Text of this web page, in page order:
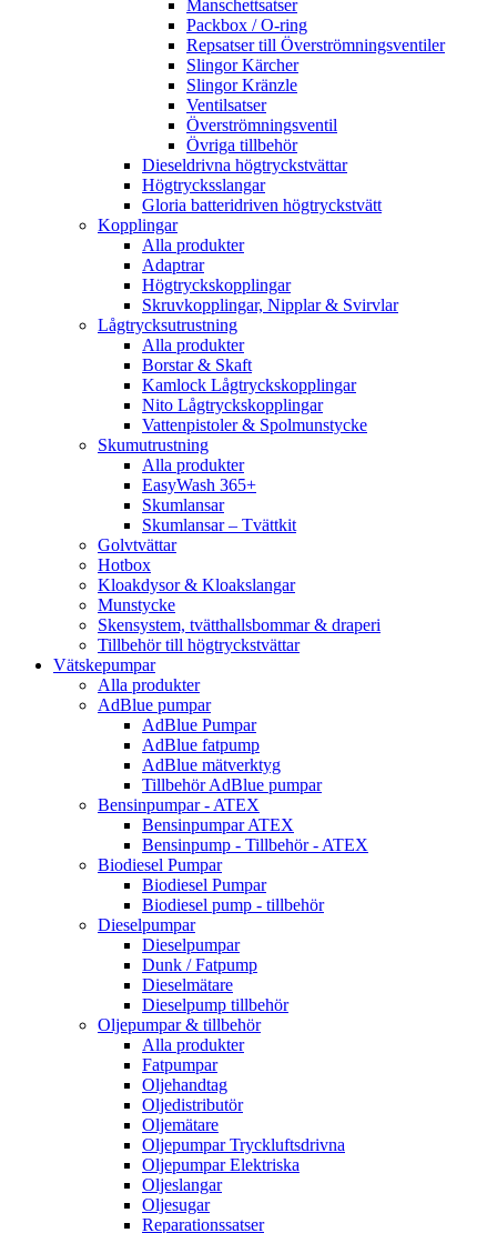
Manschettsatser
Packbox / O-ring
Repsatser till Överströmningsventiler
Slingor Kärcher
Slingor Kränzle
Ventilsatser
Överströmningsventil
Övriga tillbehör
Dieseldrivna högtryckstvättar
Högtrycksslangar
Gloria batteridriven högtryckstvätt
Kopplingar
Alla produkter
Adaptrar
Högtryckskopplingar
Skruvkopplingar, Nipplar & Svirvlar
Lågtrycksutrustning
Alla produkter
Borstar & Skaft
Kamlock Lågtryckskopplingar
Nito Lågtryckskopplingar
Vattenpistoler & Spolmunstycke
Skumutrustning
Alla produkter
EasyWash 365+
Skumlansar
Skumlansar – Tvättkit
Golvtvättar
Hotbox
Kloakdysor & Kloakslangar
Munstycke
Skensystem, tvätthallsbommar & draperi
Tillbehör till högtryckstvättar
Vätskepumpar
Alla produkter
AdBlue pumpar
AdBlue Pumpar
AdBlue fatpump
AdBlue mätverktyg
Tillbehör AdBlue pumpar
Bensinpumpar - ATEX
Bensinpumpar ATEX
Bensinpump - Tillbehör - ATEX
Biodiesel Pumpar
Biodiesel Pumpar
Biodiesel pump - tillbehör
Dieselpumpar
Dieselpumpar
Dunk / Fatpump
Dieselmätare
Dieselpump tillbehör
Oljepumpar & tillbehör
Alla produkter
Fatpumpar
Oljehandtag
Oljedistributör
Oljemätare
Oljepumpar Tryckluftsdrivna
Oljepumpar Elektriska
Oljeslangar
Oljesugar
Reparationssatser